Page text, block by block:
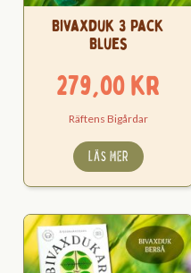
Bivaxduk 3 Pack
Blues
279,00kr
Räftens Bigårdar
LÄS MER